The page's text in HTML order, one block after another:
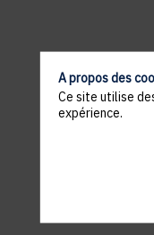
Il manque du
A propos des
Ce site utilise
expérience.